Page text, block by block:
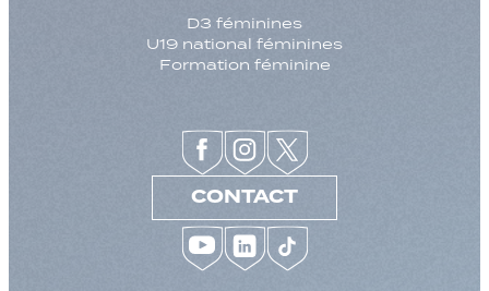
D3 féminines
U19 national féminines
Formation féminine
CONTACT